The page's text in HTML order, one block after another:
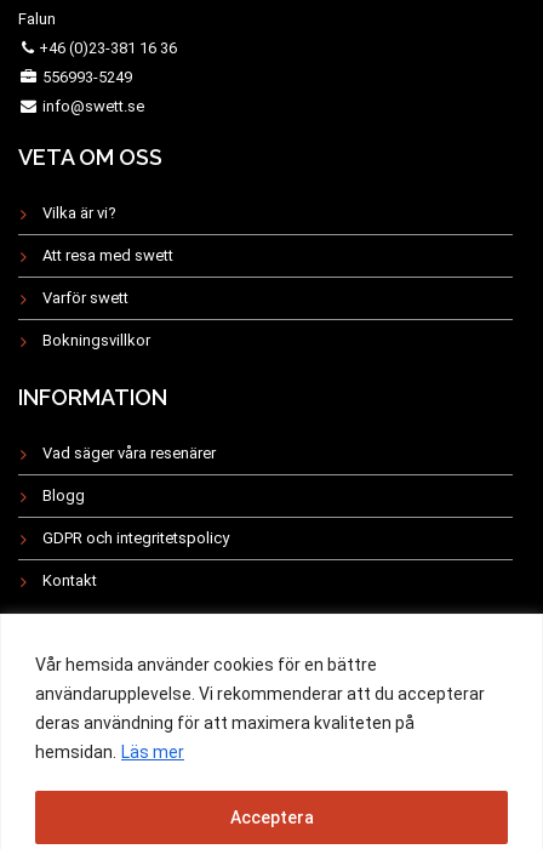
Vår hemsida använder cookies för en bättre
användarupplevelse. Vi rekommenderar att du accepterar
deras användning för att maximera kvaliteten på
hemsidan. Läs mer
Acceptera
Falun
+46 (0)23-381 16 36
556993-5249
info@swett.se
VETA OM OSS
Vilka är vi?
Att resa med swett
Varför swett
Bokningsvillkor
INFORMATION
Vad säger våra resenärer
Blogg
GDPR och integritetspolicy
Kontakt